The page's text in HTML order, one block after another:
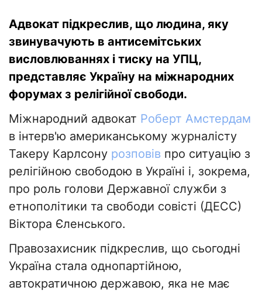
Адвокат підкреслив, що людина, яку
звинувачують в антисемітських
висловлюваннях і тиску на УПЦ,
представляє Україну на міжнародних
форумах з релігійної свободи.
Міжнародний адвокат Роберт Амстердам
в інтерв'ю американському журналісту
Такеру Карлсону розповів про ситуацію з
релігійною свободою в Україні і, зокрема,
про роль голови Державної служби з
етнополітики та свободи совісті (ДЕСС)
Віктора Єленського.
Правозахисник підкреслив, що сьогодні
Україна стала однопартійною,
автократичною державою, яка не має